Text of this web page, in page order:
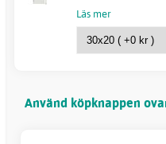
Läs mer
Använd köpknappen